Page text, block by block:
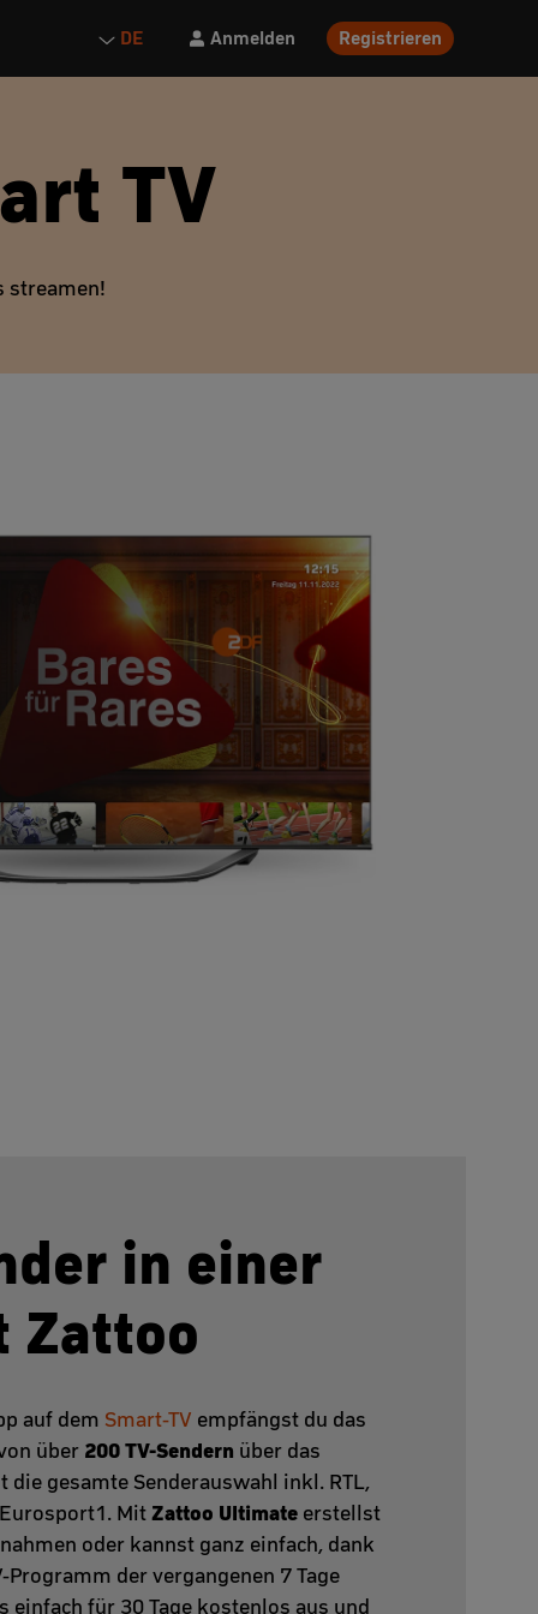
DE Anmelden Registrieren
TV
streamen!
in einer
Zattoo
auf dem Smart-TV empfängst du das
über 200 TV-Sendern über das
gesamte Senderauswahl inkl. RTL,
Mit Zattoo Ultimate erstellst
oder kannst ganz einfach, dank
Programm der vergangenen 7 Tage
einfach für 30 Tage kostenlos aus und